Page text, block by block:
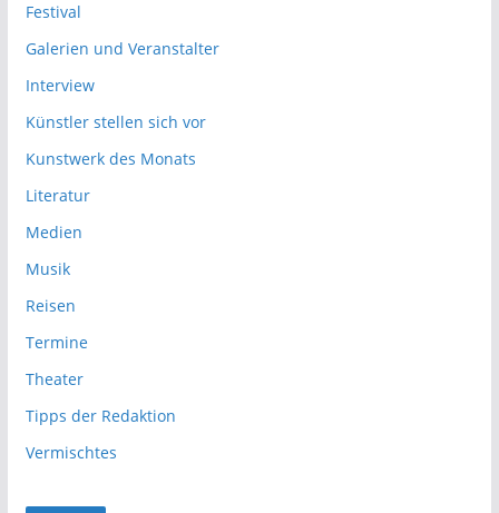
Festival
Galerien und Veranstalter
Interview
Künstler stellen sich vor
Kunstwerk des Monats
Literatur
Medien
Musik
Reisen
Termine
Theater
Tipps der Redaktion
Vermischtes